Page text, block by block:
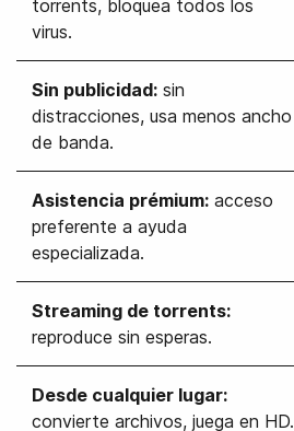
torrents, bloquea todos los
virus.
Sin publicidad: sin
distracciones, usa menos ancho
de banda.
Asistencia prémium: acceso
preferente a ayuda
especializada.
Streaming de torrents:
reproduce sin esperas.
Desde cualquier lugar:
convierte archivos, juega en HD.